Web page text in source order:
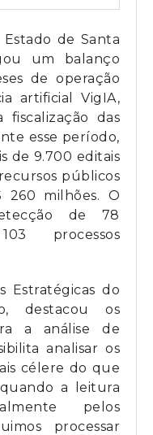
de Santa
um balanço
de operação
artificial VigIA,
das
esse período,
de 9.700 editais
públicos
260 milhões. O
de 78
processos
Estratégicas do
destacou os
a análise de
analisar os
célere do que
a leitura
pelos
processar